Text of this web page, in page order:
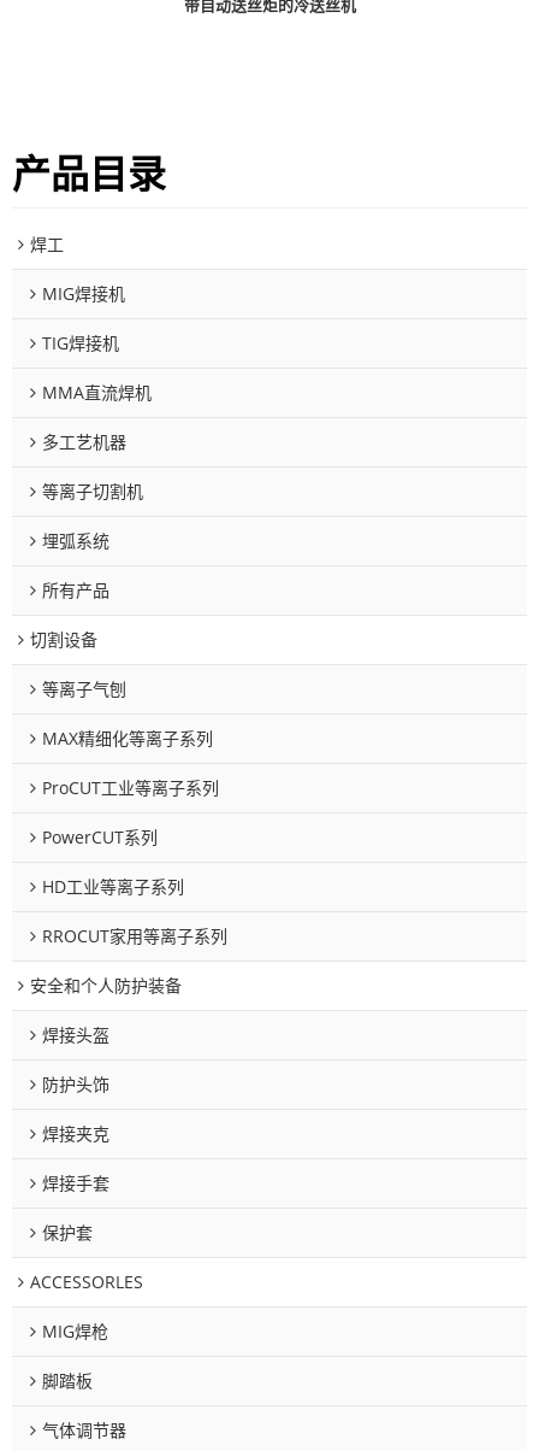
带自动送丝炬的冷送丝机
产品目录
焊工
MIG焊接机
TIG焊接机
MMA直流焊机
多工艺机器
等离子切割机
埋弧系统
所有产品
切割设备
等离子气刨
MAX精细化等离子系列
ProCUT工业等离子系列
PowerCUT系列
HD工业等离子系列
RROCUT家用等离子系列
安全和个人防护装备
焊接头盔
防护头饰
焊接夹克
焊接手套
保护套
ACCESSORLES
MIG焊枪
脚踏板
气体调节器